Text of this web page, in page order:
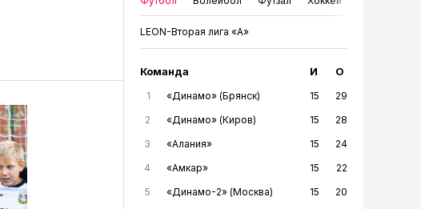
LEON-Вторая лига «А»
Команда И О
1 «Динамо» (Брянск) 15
29
2
«Динамо» (Киров) 15
28
3
«Алания» 15
24
4
«Амкар» 15
22
5
«Динамо-2» (Москва) 15
20